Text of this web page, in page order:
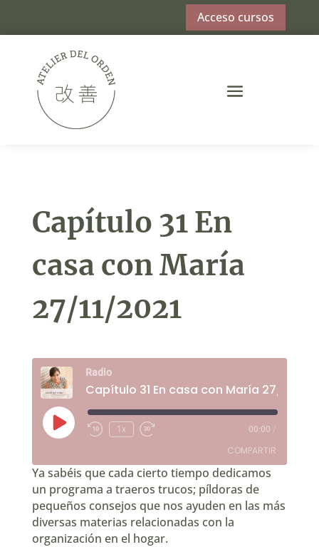
Acceso cursos
Capítulo 31 En
casa con María
27/11/2021
Radio
Capítulo 31 En casa con María 27/11/2021
Reproducir
episodio Rebobinar
1x
Fast
seconds
00:00 /
COMPARTIR
COMPARTIR
ENLACE
Ya sabéis que cada cierto tiempo dedicamos
un programa a traeros trucos; píldoras de
pequeños consejos que nos ayuden en las más
diversas materias relacionadas con la
organización en el hogar.